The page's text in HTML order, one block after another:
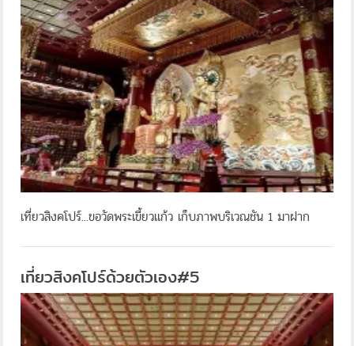
เที่ยวสิงคโปร์...ขอวัดพระเขี้ยวแก้ว เก็บภาพบริเวณชัน 1 มาฝาก
เที่ยวสิงคโปร์ด้วยตัวเอง#5